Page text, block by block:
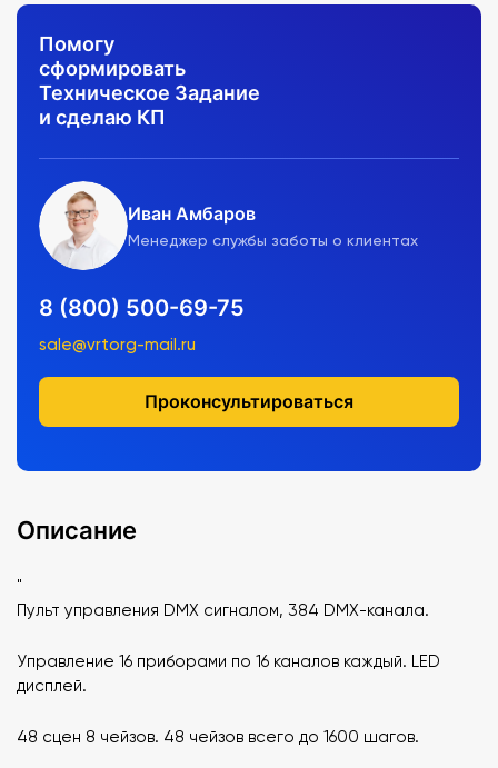
Помогу
сформировать
Техническое Задание
и сделаю КП
Иван Амбаров
Менеджер службы заботы о клиентах
8 (800) 500-69-75
sale@vrtorg-mail.ru
Проконсультироваться
Описание
"
Пульт управления DMX сигналом, 384 DMX-канала.
Управление 16 приборами по 16 каналов каждый. LED
дисплей.
48 сцен 8 чейзов. 48 чейзов всего до 1600 шагов.